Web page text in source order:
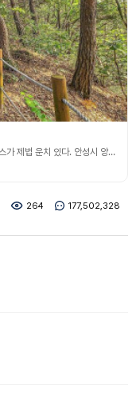
고성산(298m)은 만세고개에서 운수암에 이르는 등산코스가 제법 운치 있다. 안성시 양성면 방신리 쪽에서 오르면 운수암을 먼저 만날 수 있다. 방신리 입구에서 서북쪽을 향해 가면 낙엽송과 송림사이로 운수암의 정취가 눈에 잡힌다. 청아한 목탁 소리가 숲길에 먼저 배웅 나오는 운수암은 조선 영조 26년에 창건된 사찰로 경기도 문화유산자료 25호로 지정되어 있다. 찬찬히 운수암을 둘러봤다면 잘 닦아진 등산로를 함주어 조금 걸으면 약수터가 나온다. 여기서 잠
264 177,502,328